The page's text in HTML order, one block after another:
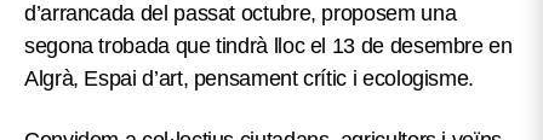
d’arrancada del passat octubre, proposem una
segona trobada que tindrà lloc el 13 de desembre en
Algrà, Espai d’art, pensament crític i ecologisme.